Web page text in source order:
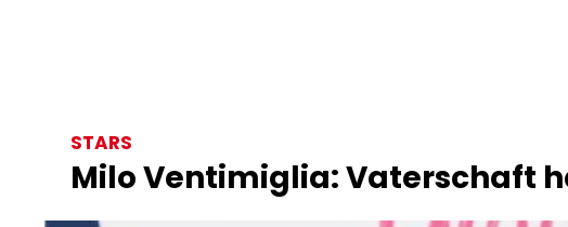
STARS
Milo Ventimiglia: Vaterschaft